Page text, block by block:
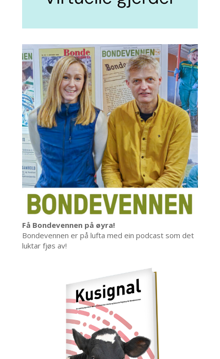
Få Bondevennen på øyra!
Bondevennen er på lufta med ein podcast som det
luktar fjøs av!